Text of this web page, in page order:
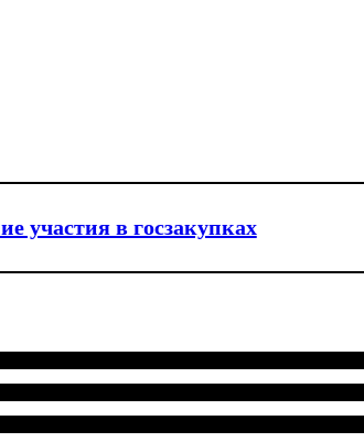
участия в госзакупках